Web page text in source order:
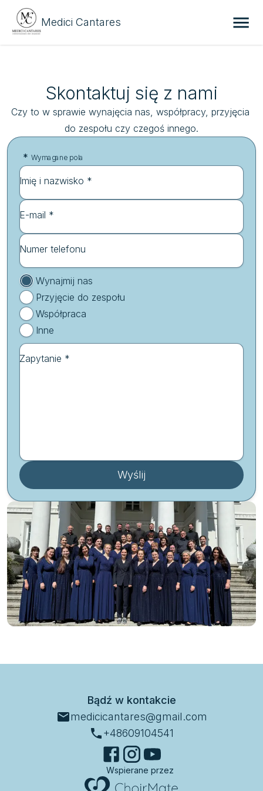
Medici Cantares
Skontaktuj się z nami
Czy to w sprawie wynajęcia nas, współpracy, przyjęcia
do zespołu czy czegoś innego.
* Wymagane pola
Imię i nazwisko *
E-mail *
Numer telefonu
Wynajmij nas
Przyjęcie do zespołu
Współpraca
Inne
Zapytanie *
Wyślij
Bądź w kontakcie
medicicantares@gmail.com
+48609104541
Wspierane przez